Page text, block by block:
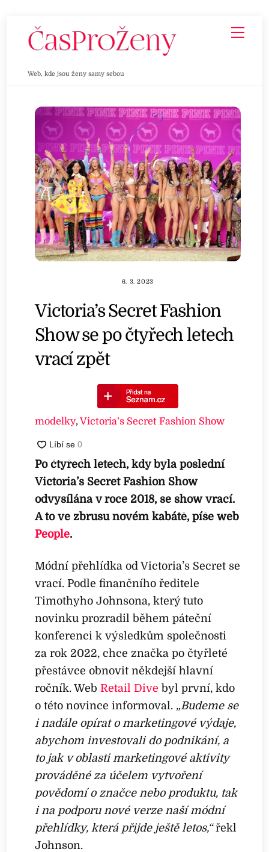
Web, kde jsou ženy samy sebou
6. 3. 2023
Victoria’s Secret Fashion
Show se po čtyřech letech
vrací zpět
modelky,Victoria’s Secret Fashion Show
Po čtyřech letech, kdy byla poslední
Victoria’s Secret Fashion Show
odvysílána v roce 2018, se show vrací.
A to ve zbrusu novém kabátě, píše web
People.
Módní přehlídka od Victoria’s Secret se
vrací. Podle finančního ředitele
Timothyho Johnsona, který tuto
novinku prozradil během páteční
konferenci k výsledkům společnosti
za rok 2022, chce značka po čtyřleté
přestávce obnovit někdejší hlavní
ročník. WebRetail Dive byl první, kdo
o této novince informoval. „Budeme se
i nadále opírat o marketingové výdaje,
abychom investovali do podnikání, a
to jak v oblasti marketingové aktivity
prováděné za účelem vytvoření
povědomí o značce nebo produktu, tak
i na podporu nové verze naší módní
přehlídky, která přijde ještě letos,“řekl
Johnson.